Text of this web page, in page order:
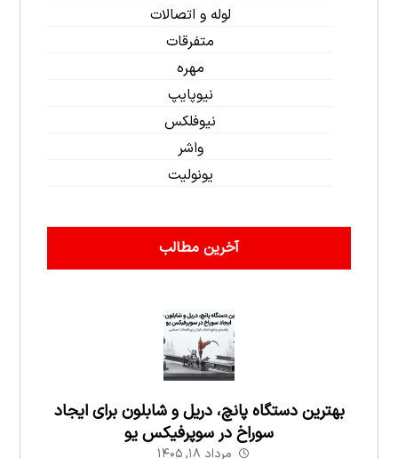
لوله و اتصالات
متفرقات
مهره
نیوپایپ
نیوفلکس
واشر
یونولیت
آخرین مطالب
بهترین دستگاه پانچ، دریل و شابلون برای ایجاد
سوراخ در سوپرفیکس یو
مرداد ۱۸, ۱۴۰۵